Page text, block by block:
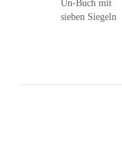
Un-Buch mit
sieben Siegeln